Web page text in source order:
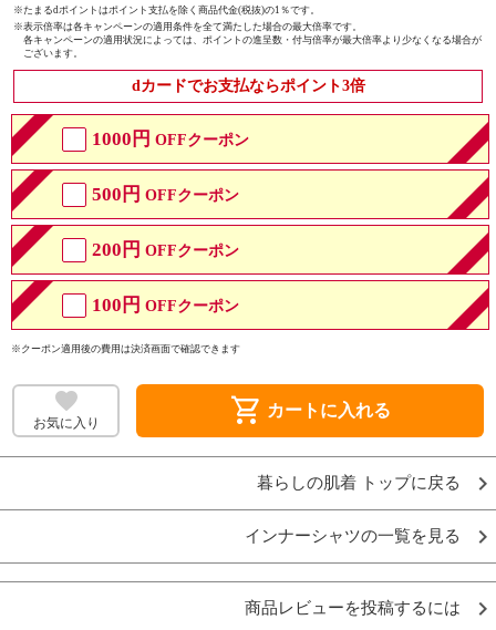
※たまるdポイントはポイント支払を除く商品代金(税抜)の1％です。
※表示倍率は各キャンペーンの適用条件を全て満たした場合の最大倍率です。
各キャンペーンの適用状況によっては、ポイントの進呈数・付与倍率が最大倍率より少なくなる場合が
ございます。
dカードでお支払ならポイント3倍
1000円 OFFクーポン
500円 OFFクーポン
200円 OFFクーポン
100円 OFFクーポン
※クーポン適用後の費用は決済画面で確認できます
お気に入り shopping_cart カートに入れる
暮らしの肌着 トップに戻る
インナーシャツの一覧を見る
商品レビューを投稿するには